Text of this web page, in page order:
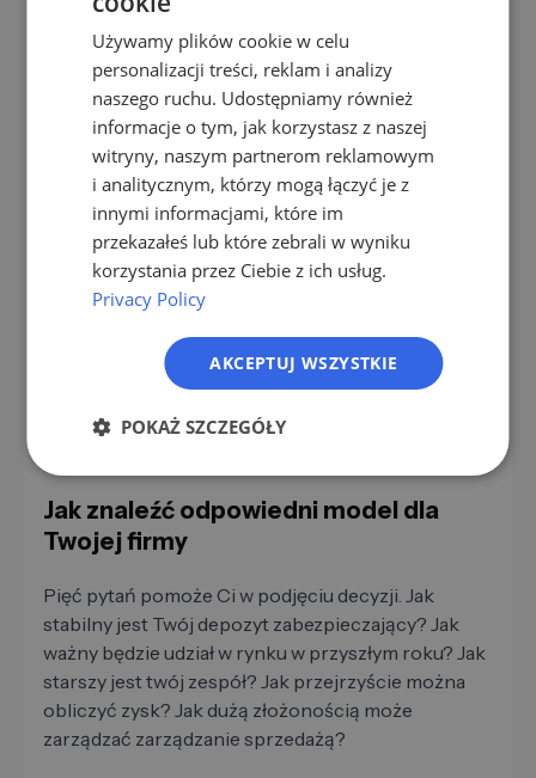
narzędzie towarzyszące
Bez względu na model: bez dyscypliny
negocjacyjnej w zespole jakakolwiek logika
prowizyjna spala marże. Obowiązkowe są jasne
zasady rabatów, zwiększone zgody na niektóre
rabaty, udokumentowane minimalne marże na
produkt.
Każdy, kto zbyt szybko udziela rabatów
sprzedażowych z odruchem „Chcemy transakcji”,
wpadnie w pułapkę marży, nawet przy prowizji od
zysku. Jaka wstępna kwalifikacja chroni przed tym,
skąd mam wiedzieć, czy lead jest
Jak znaleźć odpowiedni model dla
Twojej firmy
Pięć pytań pomoże Ci w podjęciu decyzji. Jak
stabilny jest Twój depozyt zabezpieczający? Jak
ważny będzie udział w rynku w przyszłym roku? Jak
starszy jest twój zespół? Jak przejrzyście można
obliczyć zysk? Jak dużą złożonością może
zarządzać zarządzanie sprzedażą?
FR
IT
PL
Używamy plików cookie w celu
personalizacji treści, reklam i analizy
naszego ruchu. Udostępniamy również
informacje o tym, jak korzystasz z naszej
witryny, naszym partnerom reklamowym
i analitycznym, którzy mogą łączyć je z
innymi informacjami, które im
przekazałeś lub które zebrali w wyniku
korzystania przez Ciebie z ich usług.
Privacy Policy
AKCEPTUJ WSZYSTKIE
POKAŻ SZCZEGÓŁY